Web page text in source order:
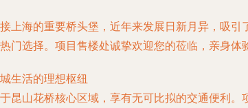
上海的重要桥头堡，近年来发展日新月异，吸
门选择。项目售楼处诚挚欢迎您的莅临，亲身体
生活的理想枢纽
昆山花桥核心区域，享有无可比拟的交通便利